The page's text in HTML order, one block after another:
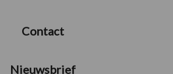
Contact
Nieuwsbrief